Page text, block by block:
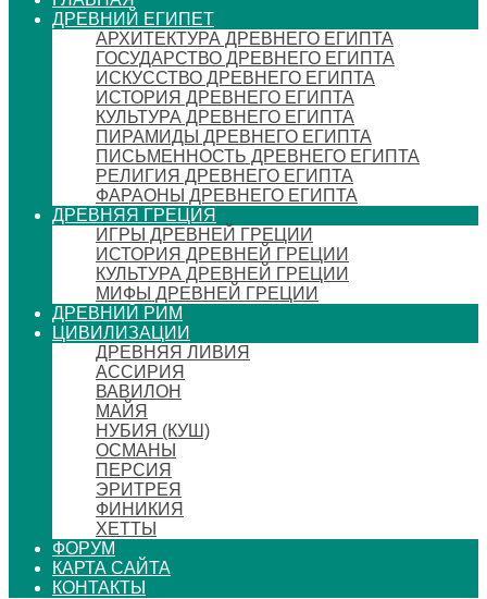
ДРЕВНИЙ ЕГИПЕТ
АРХИТЕКТУРА ДРЕВНЕГО ЕГИПТА
ГОСУДАРСТВО ДРЕВНЕГО ЕГИПТА
ИСКУССТВО ДРЕВНЕГО ЕГИПТА
ИСТОРИЯ ДРЕВНЕГО ЕГИПТА
КУЛЬТУРА ДРЕВНЕГО ЕГИПТА
ПИРАМИДЫ ДРЕВНЕГО ЕГИПТА
ПИСЬМЕННОСТЬ ДРЕВНЕГО ЕГИПТА
РЕЛИГИЯ ДРЕВНЕГО ЕГИПТА
ФАРАОНЫ ДРЕВНЕГО ЕГИПТА
ДРЕВНЯЯ ГРЕЦИЯ
ИГРЫ ДРЕВНЕЙ ГРЕЦИИ
ИСТОРИЯ ДРЕВНЕЙ ГРЕЦИИ
КУЛЬТУРА ДРЕВНЕЙ ГРЕЦИИ
МИФЫ ДРЕВНЕЙ ГРЕЦИИ
ДРЕВНИЙ РИМ
ЦИВИЛИЗАЦИИ
ДРЕВНЯЯ ЛИВИЯ
АССИРИЯ
ВАВИЛОН
МАЙЯ
НУБИЯ (КУШ)
ОСМАНЫ
ПЕРСИЯ
ЭРИТРЕЯ
ФИНИКИЯ
ХЕТТЫ
ФОРУМ
КАРТА САЙТА
КОНТАКТЫ